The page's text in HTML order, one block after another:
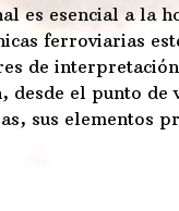
es esencial a la
ferroviarias
de
desde el punto
sus elementos